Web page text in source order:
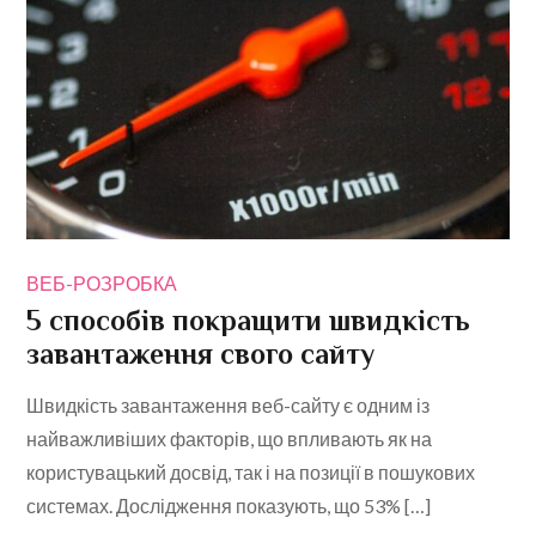
ВЕБ-РОЗРОБКА
5 способів покращити швидкість
завантаження свого сайту
Швидкість завантаження веб-сайту є одним із
найважливіших факторів, що впливають як на
користувацький досвід, так і на позиції в пошукових
системах. Дослідження показують, що 53% […]